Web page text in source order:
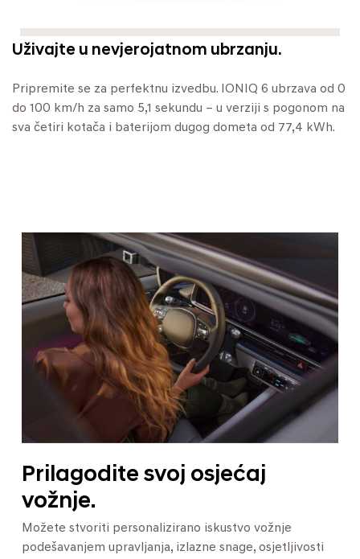
Uživajte u nevjerojatnom ubrzanju.
Pripremite se za perfektnu izvedbu. IONIQ 6 ubrzava od 0
do 100 km/h za samo 5,1 sekundu – u verziji s pogonom na
sva četiri kotača i baterijom dugog dometa od 77,4 kWh.
Prilagodite svoj osjećaj
vožnje.
Možete stvoriti personalizirano iskustvo vožnje
podešavanjem upravljanja, izlazne snage, osjetljivosti